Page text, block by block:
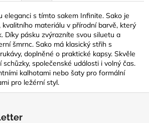
eleganci s tímto sakem Infinite. Sako je
kvalitního materiálu v přírodní barvě, který
Díky pásku zvýrazníte svou siluetu a
šmrnc. Sako má klasický střih s
doplněné o praktické kapsy. Skvěle
schůzky, společenské události i volný čas.
kalhotami nebo šaty pro formální
pro ležérní styl.